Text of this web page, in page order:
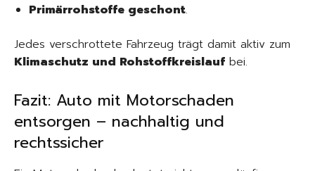
Primärrohstoffe geschont.
Jedes verschrottete Fahrzeug trägt damit aktiv zum
Klimaschutz und Rohstoffkreislauf bei.
Fazit: Auto mit Motorschaden
entsorgen – nachhaltig und
rechtssicher